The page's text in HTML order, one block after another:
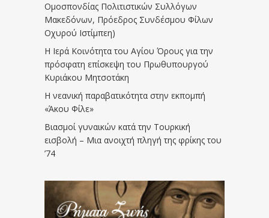
Ομοσπονδίας Πολιτιστικών Συλλόγων
Μακεδόνων, Πρόεδρος Συνδέσμου Φίλων
Οχυρού Ιστίμπεη)
Η Ιερά Κοινότητα του Αγίου Όρους για την
πρόσφατη επίσκεψη του Πρωθυπουργού
Κυριάκου Μητσοτάκη
Η νεανική παραβατικότητα στην εκπομπή
«Άκου Φίλε»
Βιασμοί γυναικών κατά την Τουρκική
εισβολή – Μια ανοιχτή πληγή της φρίκης του
’74